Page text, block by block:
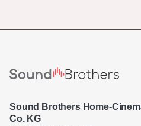
Sound Brothers Home-
Co. KG